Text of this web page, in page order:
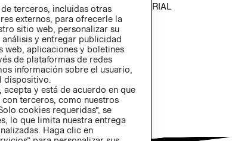
POLÍTICA EMPRESARIAL
terceros, incluidas otras
externos, para ofrecerle la
sitio web, personalizar su
y entregar publicidad
web, aplicaciones y boletines
de plataformas de redes
información sobre el usuario,
dispositivo.
acepta y está de acuerdo en que
terceros, como nuestros
cookies requeridas”, se
lo que limita nuestra entrega
Haga clic en